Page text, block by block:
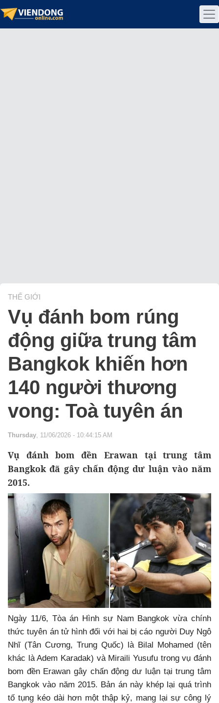
THẾ GIỚI
Vụ đánh bom rúng
động giữa trung tâm
Bangkok khiến hơn
140 người thương
vong: Toà tuyên án
Thursday, 11/06/2026 - 10:44:15 AM
Vụ đánh bom đền Erawan tại trung tâm
Bangkok đã gây chấn động dư luận vào năm
2015.
Ngày 11/6, Tòa án Hình sự Nam Bangkok vừa chính
thức tuyên án tử hình đối với hai bị cáo người Duy Ngô
Nhĩ (Tân Cương, Trung Quốc) là Bilal Mohamed (tên
khác là Adem Karadak) và Miraili Yusufu trong vụ đánh
bom đền Erawan gây chấn động dư luận tại trung tâm
Bangkok vào năm 2015. Bản án này khép lại quá trình
tố tụng kéo dài hơn một thập kỷ, mang lại sự công lý